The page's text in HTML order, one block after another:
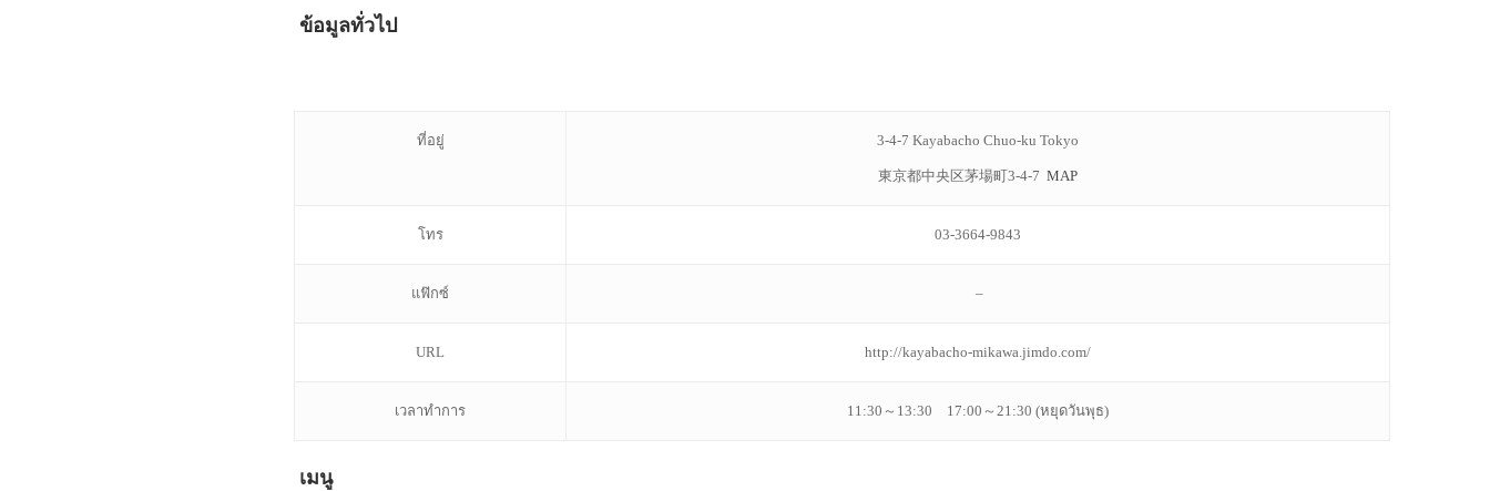
ข้อมูลทั่วไป
ที่อยู่ 3-4-7 Kayabacho Chuo-ku Tokyo
東京都中央区茅場町3-4-7 MAP
โทร 03-3664-9843
แฟ๊กซ์ –
URL http://kayabacho-mikawa.jimdo.com/
เวลาทำการ 11:30～13:30 17:00～21:30 (หยุดวันพุธ)
เมนู